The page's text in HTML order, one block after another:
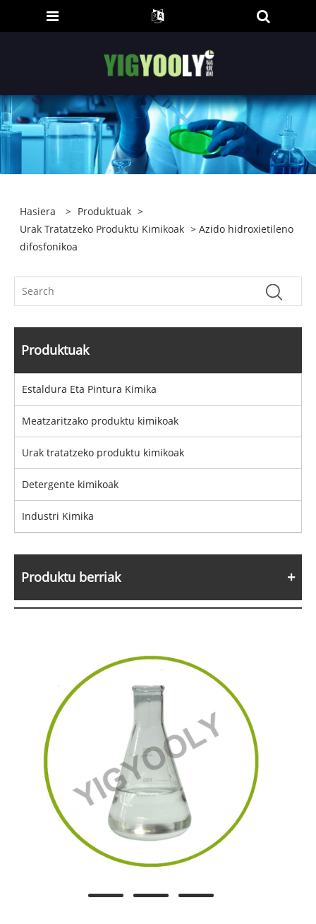
Hasiera > Produktuak >
Urak Tratatzeko Produktu Kimikoak > Azido hidroxietileno
difosfonikoa
Produktuak
Estaldura Eta Pintura Kimika
Meatzaritzako produktu kimikoak
Urak tratatzeko produktu kimikoak
Detergente kimikoak
Industri Kimika
Produktu berriak